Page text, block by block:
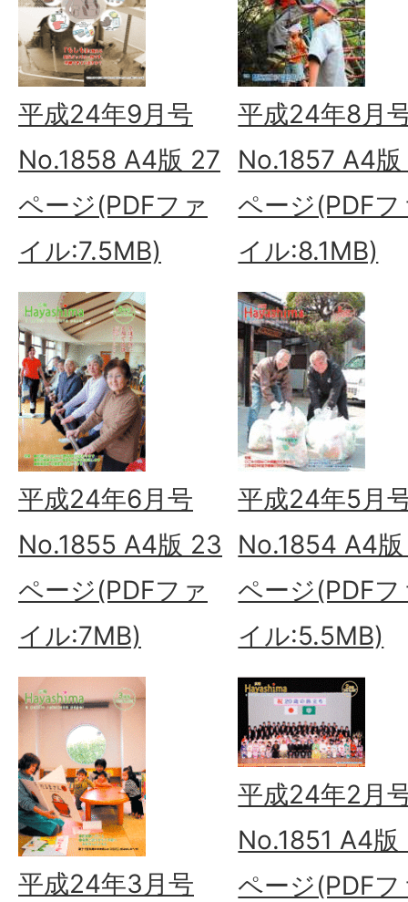
平成24年9月号
No.1858 A4版 27
ページ(PDFファ
イル:7.5MB)
平成24年8月
No.1857 A4
ページ(PDFフ
イル:8.1MB)
平成24年6月号
No.1855 A4版 23
ページ(PDFファ
イル:7MB)
平成24年5月
No.1854 A4
ページ(PDFフ
イル:5.5MB)
平成24年3月号
平成24年2月
No.1851 A4版
ページ(PDFフ